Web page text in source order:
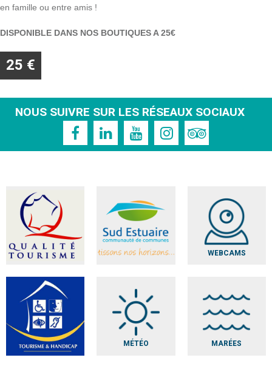
en famille ou entre amis !
DISPONIBLE DANS NOS BOUTIQUES A 25€
25 €
NOUS SUIVRE SUR LES RÉSEAUX SOCIAUX
WEBCAMS
MÉTÉO MARÉES